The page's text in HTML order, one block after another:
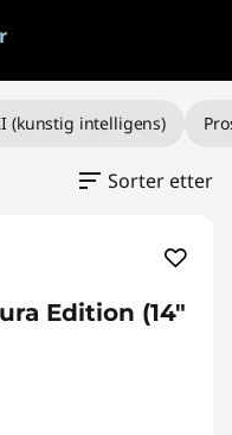
(kunstig intelligens)
Sorter etter
Edition (14"